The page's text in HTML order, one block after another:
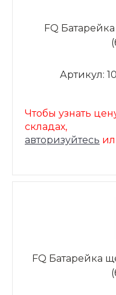
FQ
Артикул:
Чтобы узнать
складах,
авторизуйтесь
FQ Батарейка